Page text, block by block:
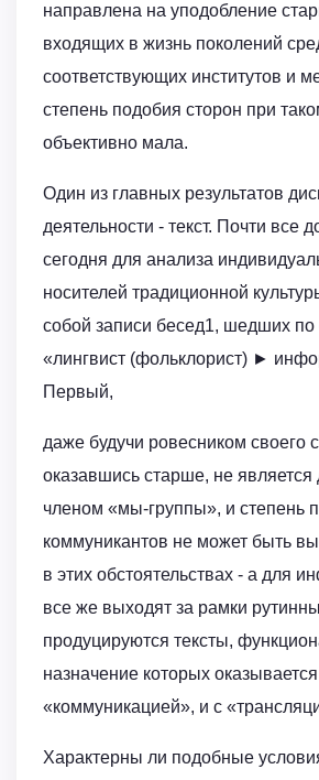
направлена на уподобление
входящих в жизнь поколений
соответствующих институтов и
степень подобия сторон при
объективно мала.
Один из главных результатов
деятельности - текст. Почти все
сегодня для анализа
носителей традиционной
собой записи бесед1, шедших по
«лингвист (фольклорист) ►
Первый,
даже будучи ровесником своего
оказавшись старше, не является
членом «мы-группы», и степень
коммуникантов не может быть
в этих обстоятельствах - а для
все же выходят за рамки
продуцируются тексты,
назначение которых
«коммуникацией», и с
Характерны ли подобные